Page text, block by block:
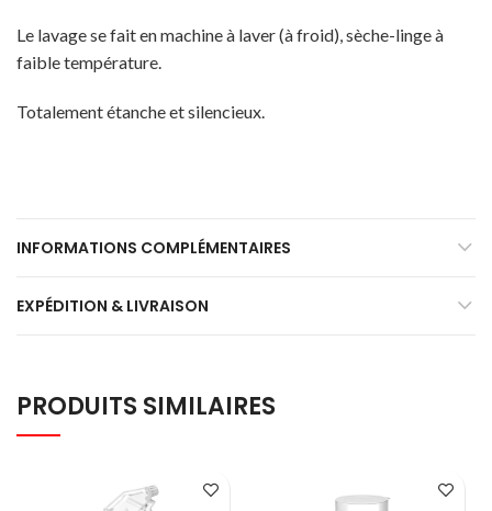
Le lavage se fait en machine à laver (à froid), sèche-linge à
faible température.
Totalement étanche et silencieux.
INFORMATIONS COMPLÉMENTAIRES
EXPÉDITION & LIVRAISON
PRODUITS SIMILAIRES